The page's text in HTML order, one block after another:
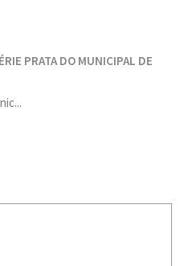
PRATA DO MUNICIPAL DE